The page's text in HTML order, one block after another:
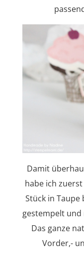
Damit
habe ich
Stück in
gestempelt und
Das ganze
Vorder,-